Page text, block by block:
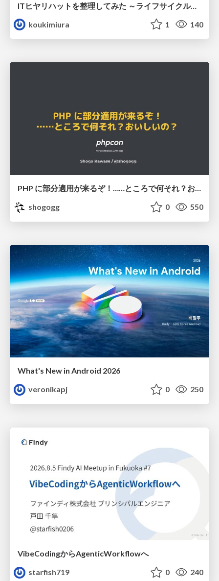
ITヒヤリハットを整理してみた ～ライフサイクルと原因から考える再発防止策～
koukimiura
1 140
PHP に部分適用が来るぞ！……ところで何それ？おいしいの？ #phpcon / phpcon-2026
shogogg
0 550
What's New in Android 2026
veronikapj
0 250
VibeCodingからAgenticWorkflowへ
starfish719
0 240